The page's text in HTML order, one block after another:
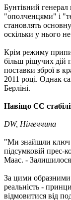
Бунтівний генерал
"ополченцями" і
становлять
оскільки у нього
Крім режиму
більш рішучих дій
поставки зброї в
2011 році. Однак
Берліні.
Навіщо ЄС
DW, Німеччина
"Ми знайшли ключ
підсумковій прес-
Маас. -
За цими образними
реальність -
відмовитися від